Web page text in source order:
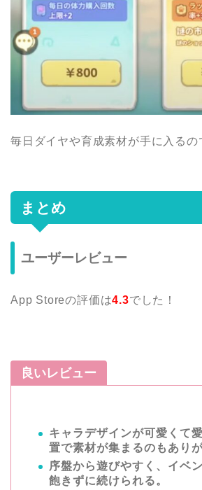
毎日ダイヤや育成素材が手に入るの
まとめ
ユーザーレビュー
App Storeの評価は4.3でした！
良いレビュー
キャラデザインが可愛くて
置で素材が集まるのもありが
序盤から遊びやすく、イベ
飽きずに続けられる。